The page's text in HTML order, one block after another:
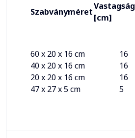
Szabványméret
Vastagság
[cm]
60 x 20 x 16 cm
40 x 20 x 16 cm
20 x 20 x 16 cm
47 x 27 x 5 cm
16
16
16
5